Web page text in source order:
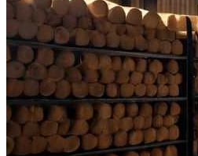
Деревянные
Растений Для